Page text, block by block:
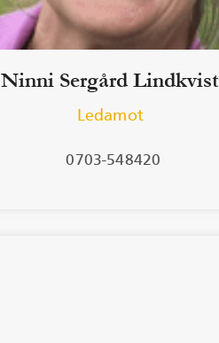
Ninni Sergård Lindkvist
Ledamot
0703-548420